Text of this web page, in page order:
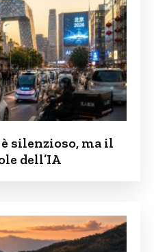
silenzioso, ma il
dell’IA